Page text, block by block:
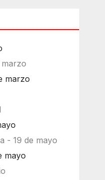
marzo
- 19 de mayo
mayo